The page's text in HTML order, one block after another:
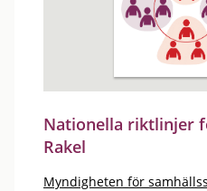
Nationella riktlinjer
Rakel
Myndigheten för